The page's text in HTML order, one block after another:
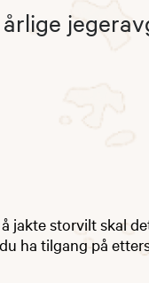
jakte storvilt skal
ha tilgang på